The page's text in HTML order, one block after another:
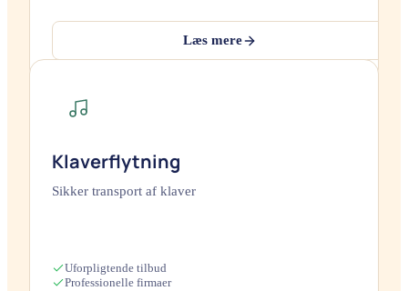
Læs mere
Klaverflytning
Sikker transport af klaver
Uforpligtende tilbud
Professionelle firmaer